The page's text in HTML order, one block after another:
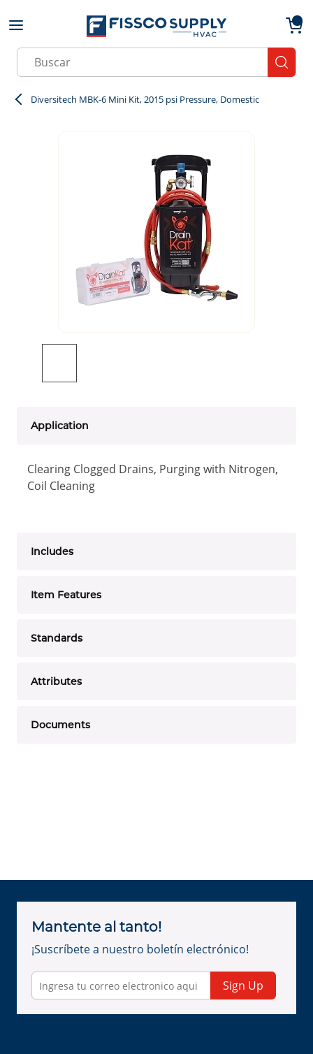
Skip to main content
Site Search
Diversitech MBK-6 Mini Kit, 2015 psi Pressure, Domestic
Application
Clearing Clogged Drains, Purging with Nitrogen,
Coil Cleaning
Includes
Item Features
Standards
Attributes
Documents
Mantente al tanto!
¡Suscríbete a nuestro boletín electrónico!
Sign Up